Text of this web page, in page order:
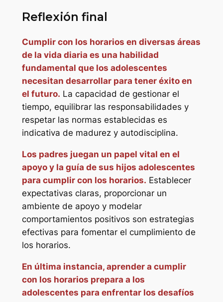
Reflexión final
Cumplir con los horarios en diversas áreas
de la vida diaria es una habilidad
fundamental que los adolescentes
necesitan desarrollar para tener éxito en
el futuro. La capacidad de gestionar el
tiempo, equilibrar las responsabilidades y
respetar las normas establecidas es
indicativa de madurez y autodisciplina.
Los padres juegan un papel vital en el
apoyo y la guía de sus hijos adolescentes
para cumplir con los horarios. Establecer
expectativas claras, proporcionar un
ambiente de apoyo y modelar
comportamientos positivos son estrategias
efectivas para fomentar el cumplimiento de
los horarios.
En última instancia, aprender a cumplir
con los horarios prepara a los
adolescentes para enfrentar los desafíos